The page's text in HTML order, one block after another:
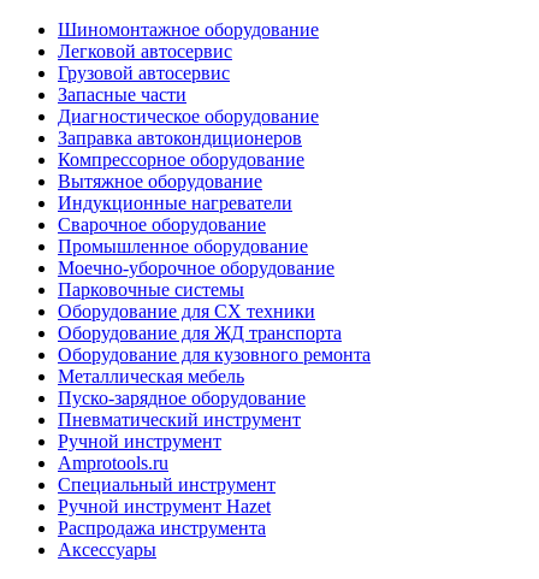
Шиномонтажное оборудование
Легковой автосервис
Грузовой автосервис
Запасные части
Диагностическое оборудование
Заправка автокондиционеров
Компрессорное оборудование
Вытяжное оборудование
Индукционные нагреватели
Сварочное оборудование
Промышленное оборудование
Моечно-уборочное оборудование
Парковочные системы
Оборудование для СХ техники
Оборудование для ЖД транспорта
Оборудование для кузовного ремонта
Металлическая мебель
Пуско-зарядное оборудование
Пневматический инструмент
Ручной инструмент
Amprotools.ru
Специальный инструмент
Ручной инструмент Hazet
Распродажа инструмента
Аксессуары